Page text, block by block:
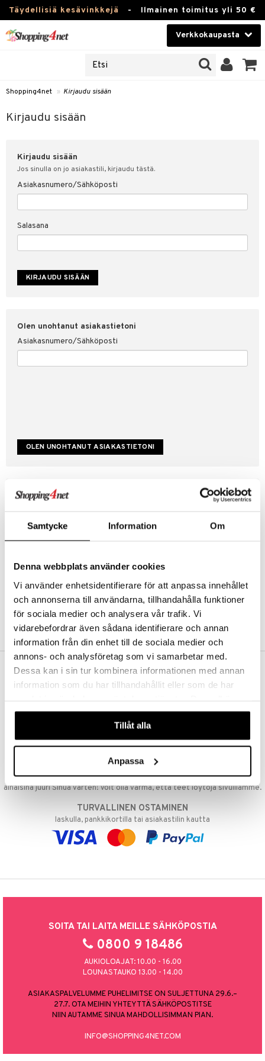
Samtycke Information Om
Denna webbplats använder cookies
Vi använder enhetsidentifierare för att anpassa innehållet
och annonserna till användarna, tillhandahålla funktioner
för sociala medier och analysera vår trafik. Vi
vidarebefordrar även sådana identifierare och annan
information från din enhet till de sociala medier och
annons- och analysföretag som vi samarbetar med.
Dessa kan i sin tur kombinera informationen med annan
information som du har tillhandahållit eller som de har
våra cookies vid fortsatt användande av vår webbplats.
Tillåt alla
Anpassa
Täydellisiä kesävinkkejä - Ilmainen toimitus yli 50 €
Verkkokaupasta
Piilolinssit
Luontaistuotteet
Fitness
Koti & Sisustus
Lelut, Lapsi & Vauva
Tuotemerkkejä
Shopping4net » Kirjaudu sisään
Kirjaudu sisään
Kirjaudu sisään
Jos sinulla on jo asiakastili, kirjaudu tästä.
Asiakasnumero/Sähköposti
Salasana
Olen unohtanut asiakastietoni
Asiakasnumero/Sähköposti
Luo uusi asiakas
Tilauksen tila & historiikki
Kestotilaus
Arvostele tuotteita
Toivelistat
LUO ASIAKAS
sisään
& vastauksia
myyntiehdot
suojaus
ILMAINEN TOIMITUS YLI 50 €
NOPEAT TOIMITUKSET
päivänä
EDULLISET HINNAT
Ostamalla suuria eriä tuotteita varastoomme voimme pitää hinnat
alhaisina juuri Sinua varten! Voit olla varma, että teet löytöjä sivuillamme.
TURVALLINEN OSTAMINEN
laskulla, pankkikortilla tai asiakastilin kautta
SOITA TAI LAITA MEILLE SÄHKÖPOSTIA
0800 9 18486
AUKIOLOAJAT: 10.00 - 16.00
LOUNASTAUKO 13.00 - 14.00
ASIAKASPALVELUMME PUHELIMITSE ON SULJETTUNA 29.6.–
27.7. OTA MEIHIN YHTEYTTÄ SÄHKÖPOSTITSE
NIIN AUTAMME SINUA MAHDOLLISIMMAN PIAN.
INFO@SHOPPING4NET.COM